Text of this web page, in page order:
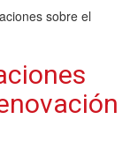
sobre el